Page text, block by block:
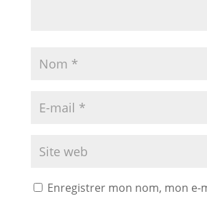
Enregistrer mon nom, mon e-